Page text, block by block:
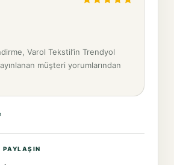
Varol Tekstil’in Trendyol
müşteri yorumlarından
PAYLAŞIN